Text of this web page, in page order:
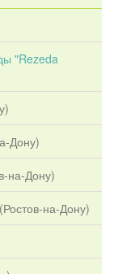
"Rezeda
)
Дону)
на-Дону)
Ростов-на-Дону)